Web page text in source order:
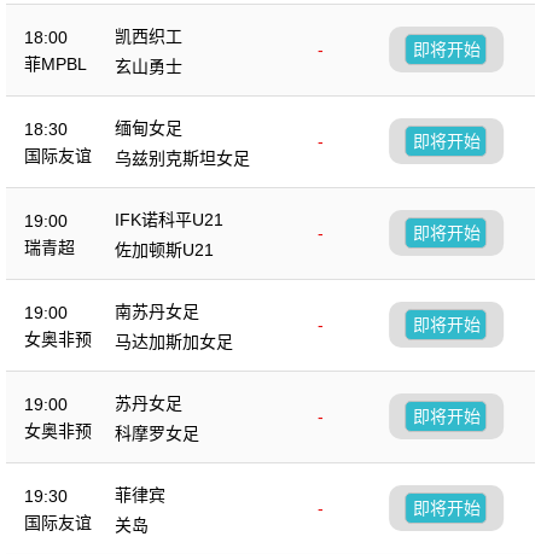
18:00
菲MPBL
凯西织工
-
玄山勇士
即将开始
18:30
国际友谊
缅甸女足
-
乌兹别克斯坦女足
即将开始
19:00
瑞青超
IFK诺科平U21
-
佐加顿斯U21
即将开始
19:00
女奥非预
南苏丹女足
-
马达加斯加女足
即将开始
19:00
女奥非预
苏丹女足
-
科摩罗女足
即将开始
19:30
国际友谊
菲律宾
-
关岛
即将开始